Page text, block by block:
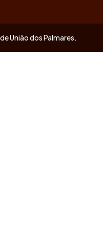
União dos Palmares.